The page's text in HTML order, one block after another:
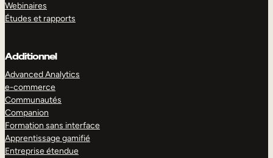
Webinaires
Études et rapports
Additionnel
Advanced Analytics
e-commerce
Communautés
Companion
Formation sans interface
Apprentissage gamifié
Entreprise étendue